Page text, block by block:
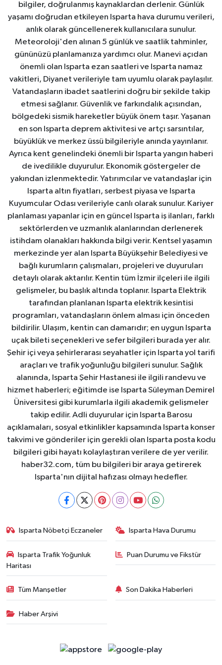
bilgiler, doğrulanmış kaynaklardan derlenir. Günlük
yaşamı doğrudan etkileyen Isparta hava durumu verileri,
anlık olarak güncellenerek kullanıcılara sunulur.
Meteoroloji'den alınan 5 günlük ve saatlik tahminler,
gününüzü planlamanıza yardımcı olur. Manevi açıdan
önemli olan Isparta ezan saatleri ve Isparta namaz
vakitleri, Diyanet verileriyle tam uyumlu olarak paylaşılır.
Vatandaşların ibadet saatlerini doğru bir şekilde takip
etmesi sağlanır. Güvenlik ve farkındalık açısından,
bölgedeki sismik hareketler büyük önem taşır. Yaşanan
en son Isparta deprem aktivitesi ve artçı sarsıntılar,
büyüklük ve merkez üssü bilgileriyle anında yayınlanır.
Ayrıca kent genelindeki önemli bir Isparta yangın haberi
de ivedilikle duyurulur. Ekonomik göstergeler de
yakından izlenmektedir. Yatırımcılar ve vatandaşlar için
Isparta altın fiyatları, serbest piyasa ve Isparta
Kuyumcular Odası verileriyle canlı olarak sunulur. Kariyer
planlaması yapanlar için en güncel Isparta iş ilanları, farklı
sektörlerden ve uzmanlık alanlarından derlenerek
istihdam olanakları hakkında bilgi verir. Kentsel yaşamın
merkezinde yer alan Isparta Büyükşehir Belediyesi ve
bağlı kurumların çalışmaları, projeleri ve duyuruları
detaylı olarak aktarılır. Kentin tüm İzmir ilçeleri ile ilgili
gelişmeler, bu başlık altında toplanır. Isparta Elektrik
tarafından planlanan Isparta elektrik kesintisi
programları, vatandaşların önlem alması için önceden
bildirilir. Ulaşım, kentin can damarıdır; en uygun Isparta
uçak bileti seçenekleri ve sefer bilgileri burada yer alır.
Şehir içi veya şehirlerarası seyahatler için Isparta yol tarifi
araçları ve trafik yoğunluğu bilgileri sunulur. Sağlık
alanında, Isparta Şehir Hastanesi ile ilgili randevu ve
hizmet haberleri; eğitimde ise Isparta Süleyman Demirel
Üniversitesi gibi kurumlarla ilgili akademik gelişmeler
takip edilir. Adli duyurular için Isparta Barosu
açıklamaları, sosyal etkinlikler kapsamında Isparta konser
takvimi ve gönderiler için gerekli olan Isparta posta kodu
bilgileri gibi hayatı kolaylaştıran verilere de yer verilir.
haber32.com, tüm bu bilgileri bir araya getirerek
Isparta'nın dijital hafızası olmayı hedefler.
Isparta Nöbetçi Eczaneler Isparta Hava Durumu
Isparta Trafik Yoğunluk
Haritası
Puan Durumu ve Fikstür
Tüm Manşetler Son Dakika Haberleri
Haber Arşivi